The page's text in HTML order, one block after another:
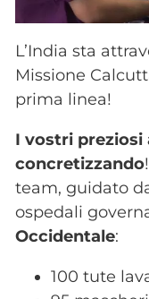
L’India sta
Missione
prima linea!
I vostri preziosi
concretizzando
team, guidato
ospedali
Occidentale:
100 tute